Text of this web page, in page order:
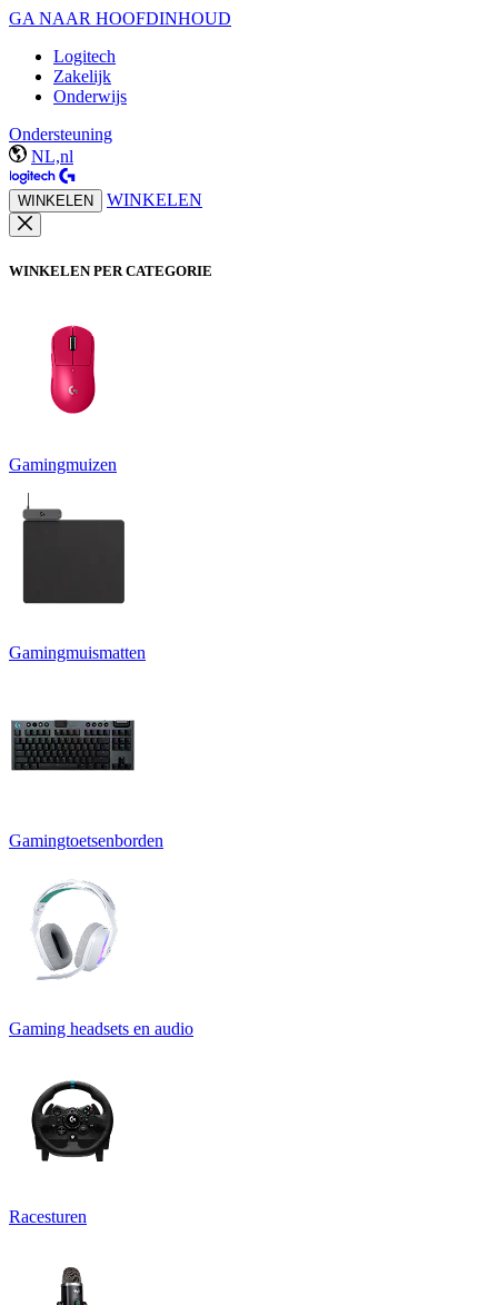
GA NAAR HOOFDINHOUD
Logitech
Zakelijk
Onderwijs
Ondersteuning
NL,nl
WINKELEN WINKELEN
WINKELEN PER CATEGORIE
Gamingmuizen
Gamingmuismatten
Gamingtoetsenborden
Gaming headsets en audio
Racesturen